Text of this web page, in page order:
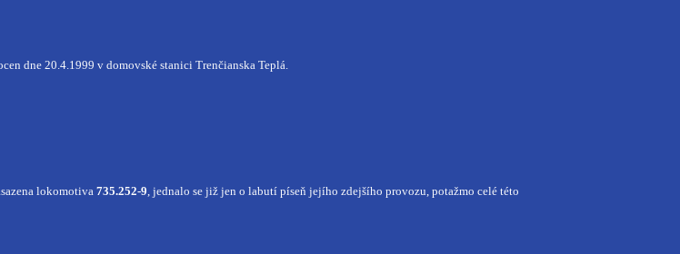
dne 20.4.1999 v domovské stanici Trenčianska Teplá.
lokomotiva 735.252-9, jednalo se již jen o labutí píseň jejího zdejšího provozu, potažmo celé této